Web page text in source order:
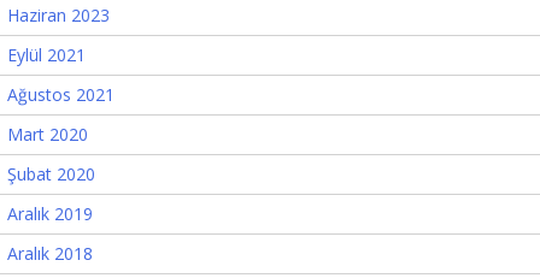
Haziran 2023
Eylül 2021
Ağustos 2021
Mart 2020
Şubat 2020
Aralık 2019
Aralık 2018